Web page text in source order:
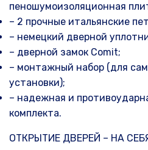
пеношумоизоляционная
– 2 прочные итальянские
– немецкий дверной
– дверной замок Comit;
– монтажный набор (для
установки);
– надежная и
комплекта.
ОТКРЫТИЕ ДВЕРЕЙ – НА